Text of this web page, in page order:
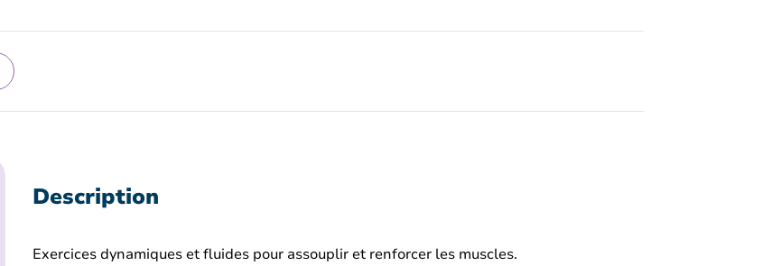
Description
Exercices dynamiques et fluides pour assouplir et renforcer les muscles.